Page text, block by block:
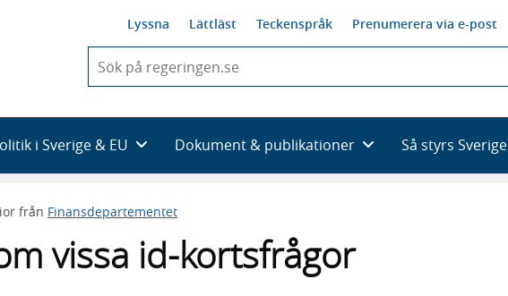
Lyssna Lättläst Teckenspråk Prenumerera via e-post
du
skriva
framträder
en
med
i Sverige & EU Dokument & publikationer Så styrs Sverige
från Finansdepartementet
vissa id-kortsfrågor